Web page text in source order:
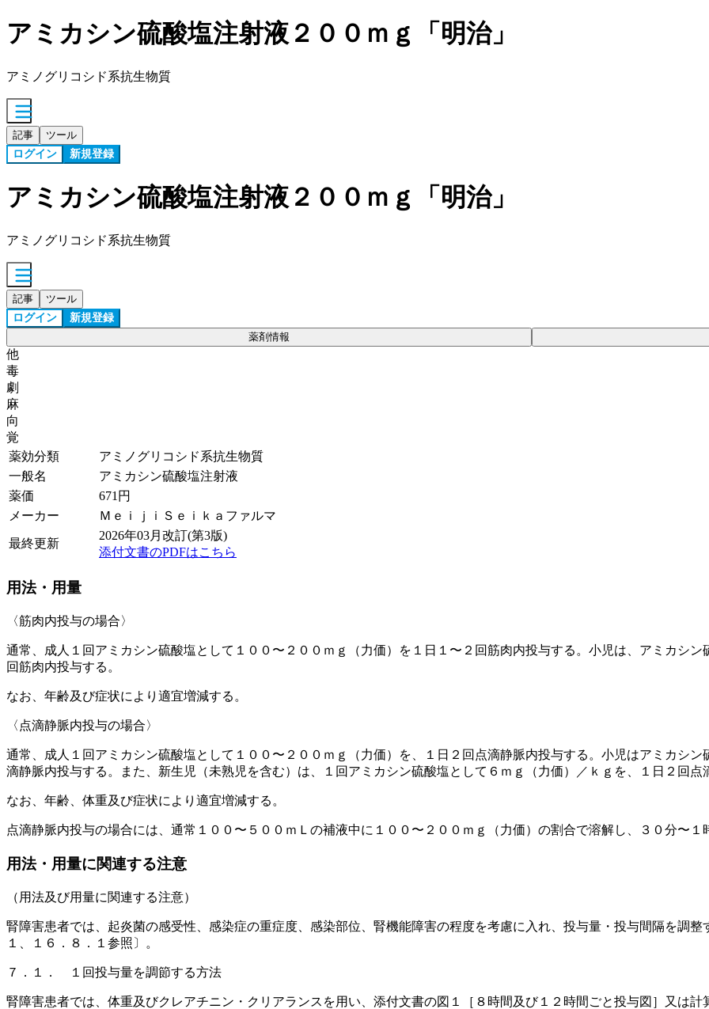
アミカシン硫酸塩注射液２００ｍｇ「明治」
アミノグリコシド系抗生物質
記事 ツール
ログイン 新規登録
アミカシン硫酸塩注射液２００ｍｇ「明治」
アミノグリコシド系抗生物質
記事 ツール
ログイン 新規登録
薬剤情報
他
毒
劇
麻
向
覚
薬効分類
アミノグリコシド系抗生物質
一般名
アミカシン硫酸塩注射液
薬価
671 円
メーカー
ＭｅｉｊｉＳｅｉｋａファルマ
最終更新
2026年03月改訂(第3版)
添付文書のPDFはこちら
用法・用量
〈筋肉内投与の場合〉
通常、成人１回アミカシン硫酸塩として１００〜２００ｍｇ（力価）を１日１〜２回筋肉内投与する。小児は、アミカシ
回筋肉内投与する。
なお、年齢及び症状により適宜増減する。
〈点滴静脈内投与の場合〉
通常、成人１回アミカシン硫酸塩として１００〜２００ｍｇ（力価）を、１日２回点滴静脈内投与する。小児はアミカシ
滴静脈内投与する。また、新生児（未熟児を含む）は、１回アミカシン硫酸塩として６ｍｇ（力価）／ｋｇを、１日２回点
なお、年齢、体重及び症状により適宜増減する。
点滴静脈内投与の場合には、通常１００〜５００ｍＬの補液中に１００〜２００ｍｇ（力価）の割合で溶解し、３０分〜１
用法・用量に関連する注意
（用法及び用量に関連する注意）
腎障害患者では、起炎菌の感受性、感染症の重症度、感染部位、腎機能障害の程度を考慮に入れ、投与量・投与間隔を調
１、１６．８．１参照〕。
７．１． １回投与量を調節する方法
腎障害患者では、体重及びクレアチニン・クリアランスを用い、添付文書の図１［８時間及び１２時間ごと投与図］又は